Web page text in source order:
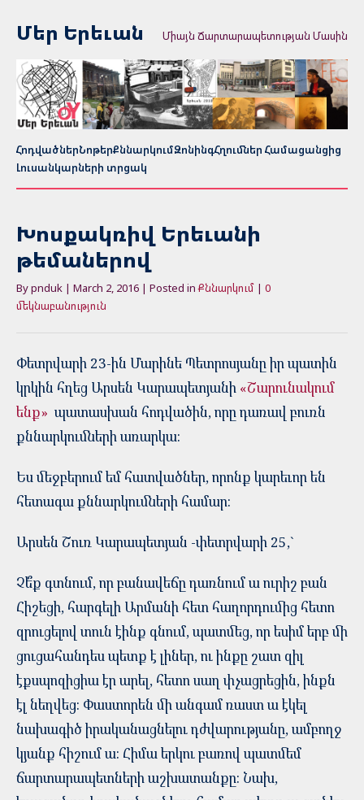
Մեր Երեւան Միայն Ճարտարապետության Մասին
ՀոդվածներՆոթերՔննարկումԶոնինգՀղումներ Համացանցից
Լուսանկարների տրցակ
Խոսքակռիվ Երեւանի
թեմաներով
By pnduk | March 2, 2016 | Posted inՔննարկում | 0
մեկնաբանություն
Փետրվարի 23-ին Մարինե Պետրոսյանը իր պատին
կրկին հղեց Արսեն Կարապետյանի «Շարունակում
ենք» պատասխան հոդվածին, որը դառավ բուռն
քննարկումների առարկա:
Ես մեջբերում եմ հատվածներ, որոնք կարեւոր են
հետագա քննարկումների համար:
Արսեն Շուռ Կարապետյան -փետրվարի 25,`
Չե՞ք գտնում, որ բանավեճը դառնում ա ուրիշ բան
Հիշեցի, հարգելի Արմանի հետ հաղորդումից հետո
զրուցելով տուն էինք գնում, պատմեց, որ եսիմ երբ մի
ցուցահանդես պետք է լիներ, ու ինքը շատ զիլ
էքսպոզիցիա էր արել, հետո սաղ փչացրեցին, ինքն
էլ նեղվեց: Փաստորեն մի անգամ ռաստ ա էկել
նախագիծ իրականացնելու դժվարությանը, ամբողջ
կյանք հիշում ա: Հիմա երկու բառով պատմեմ
ճարտարապետների աշխատանքը: Նախ,